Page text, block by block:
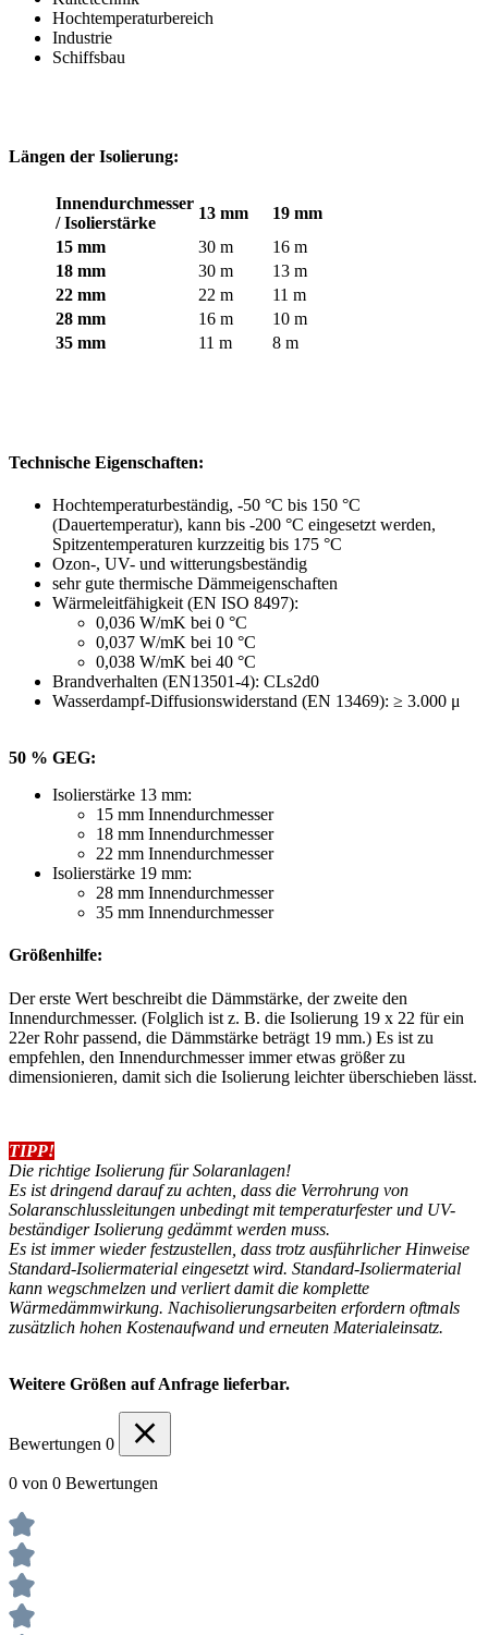
Hochtemperaturbereich
Industrie
Schiffsbau
Längen der Isolierung:
Innendurchmesser
/ Isolierstärke
13 mm
19 mm
15 mm
30 m
16 m
18 mm
30 m
13 m
22 mm
22 m
11 m
28 mm
16 m
10 m
35 mm
11 m 8 m
Technische Eigenschaften:
Hochtemperaturbeständig, -50 °C bis 150 °C
(Dauertemperatur), kann bis -200 °C eingesetzt werden,
Spitzentemperaturen kurzzeitig bis 175 °C
Ozon-, UV- und witterungsbeständig
sehr gute thermische Dämmeigenschaften
Wärmeleitfähigkeit (EN ISO 8497):
0,036 W/mK bei 0 °C
0,037 W/mK bei 10 °C
0,038 W/mK bei 40 °C
Brandverhalten (EN13501-4): CLs2d0
Wasserdampf-Diffusionswiderstand (EN 13469): ≥ 3.000 μ
50 % GEG:
Isolierstärke 13 mm:
15 mm Innendurchmesser
18 mm Innendurchmesser
22 mm Innendurchmesser
Isolierstärke 19 mm:
28 mm Innendurchmesser
35 mm Innendurchmesser
Größenhilfe:
Der erste Wert beschreibt die Dämmstärke, der zweite den
Innendurchmesser. (Folglich ist z. B. die Isolierung 19 x 22 für ein
22er Rohr passend, die Dämmstärke beträgt 19 mm.) Es ist zu
empfehlen, den Innendurchmesser immer etwas größer zu
dimensionieren, damit sich die Isolierung leichter überschieben lässt.
TIPP!
Die richtige Isolierung für Solaranlagen!
Es ist dringend darauf zu achten, dass die Verrohrung von
Solaranschlussleitungen unbedingt mit temperaturfester und UV-
beständiger Isolierung gedämmt werden muss.
Es ist immer wieder festzustellen, dass trotz ausführlicher Hinweise
Standard-Isoliermaterial eingesetzt wird. Standard-Isoliermaterial
kann wegschmelzen und verliert damit die komplette
Wärmedämmwirkung. Nachisolierungsarbeiten erfordern oftmals
zusätzlich hohen Kostenaufwand und erneuten Materialeinsatz.
Weitere Größen auf Anfrage lieferbar.
Bewertungen 0
0 von 0 Bewertungen